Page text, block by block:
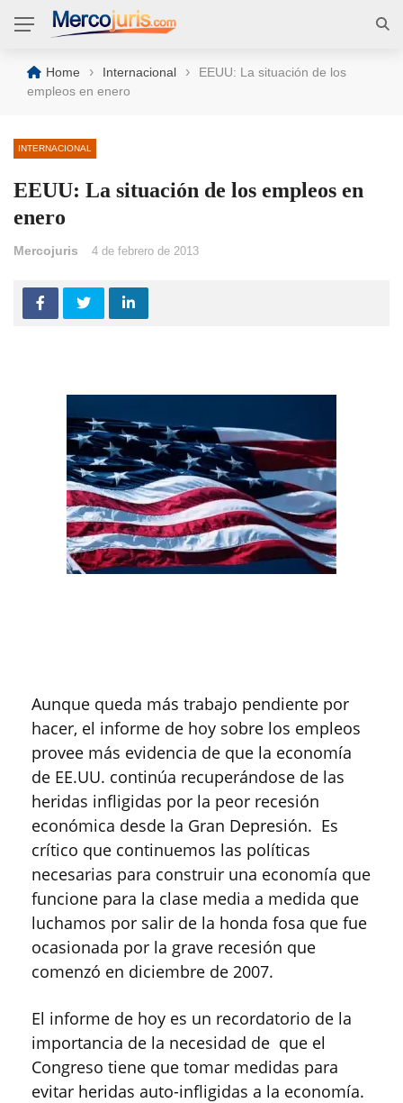
Home › Internacional ›
EEUU: La situación de los
empleos en enero
INTERNACIONAL
EEUU: La situación de los empleos en
enero
Mercojuris 4 de febrero de 2013
Aunque queda más trabajo pendiente por
hacer, el informe de hoy sobre los empleos
provee más evidencia de que la economía
de EE.UU. continúa recuperándose de las
heridas infligidas por la peor recesión
económica desde la Gran Depresión. Es
crítico que continuemos las políticas
necesarias para construir una economía que
funcione para la clase media a medida que
luchamos por salir de la honda fosa que fue
ocasionada por la grave recesión que
comenzó en diciembre de 2007.
El informe de hoy es un recordatorio de la
importancia de la necesidad de que el
Congreso tiene que tomar medidas para
evitar heridas auto-infligidas a la economía.